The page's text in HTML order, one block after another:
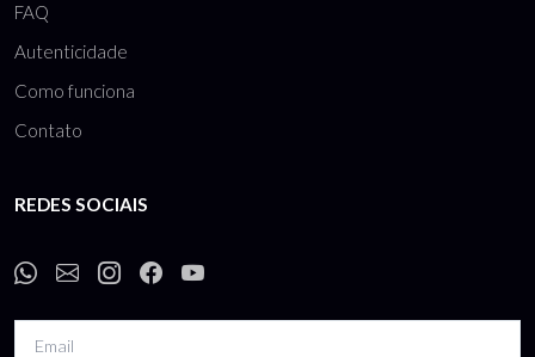
FAQ
Autenticidade
Como funciona
Contato
REDES SOCIAIS